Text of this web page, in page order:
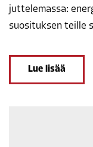
juttelemassa:
suosituksen teille
Lue lisää